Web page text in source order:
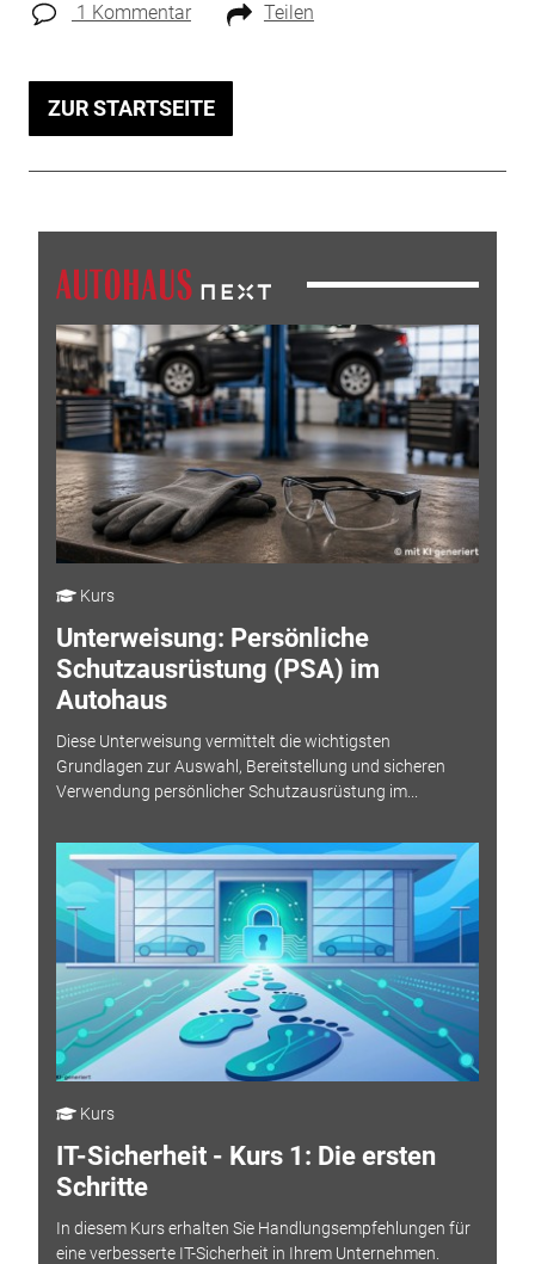
1 Kommentar Teilen
ZUR STARTSEITE
Kurs
Unterweisung: Persönliche
Schutzausrüstung (PSA) im
Autohaus
Diese Unterweisung vermittelt die wichtigsten
Grundlagen zur Auswahl, Bereitstellung und sicheren
Verwendung persönlicher Schutzausrüstung im...
Kurs
IT-Sicherheit - Kurs 1: Die ersten
Schritte
In diesem Kurs erhalten Sie Handlungsempfehlungen für
eine verbesserte IT-Sicherheit in Ihrem Unternehmen.